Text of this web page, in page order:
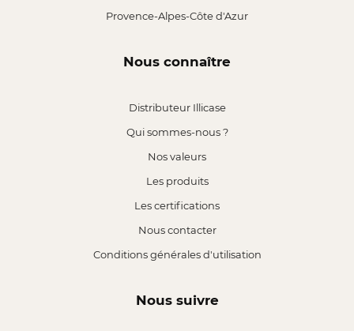
Provence-Alpes-Côte d'Azur
Nous connaître
Distributeur Illicase
Qui sommes-nous ?
Nos valeurs
Les produits
Les certifications
Nous contacter
Conditions générales d'utilisation
Nous suivre